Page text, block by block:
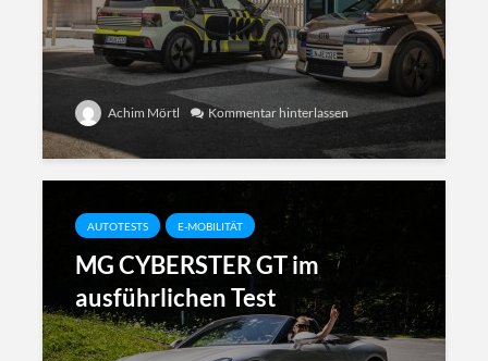
Achim Mörtl Kommentar hinterlassen
AUTOTESTS E-MOBILITÄT
MG CYBERSTER GT im
ausführlichen Test